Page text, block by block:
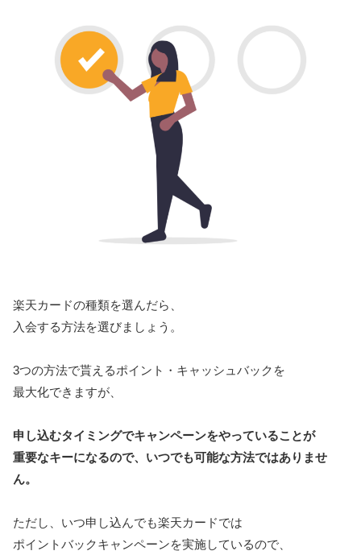
楽天カードの種類を選んだら、
入会する方法を選びましょう。
3つの方法で貰えるポイント・キャッシュバックを
最大化できますが、
申し込むタイミングでキャンペーンをやっていることが
重要なキーになるので、いつでも可能な方法ではありませ
ん。
ただし、いつ申し込んでも楽天カードでは
ポイントバックキャンペーンを実施しているので、